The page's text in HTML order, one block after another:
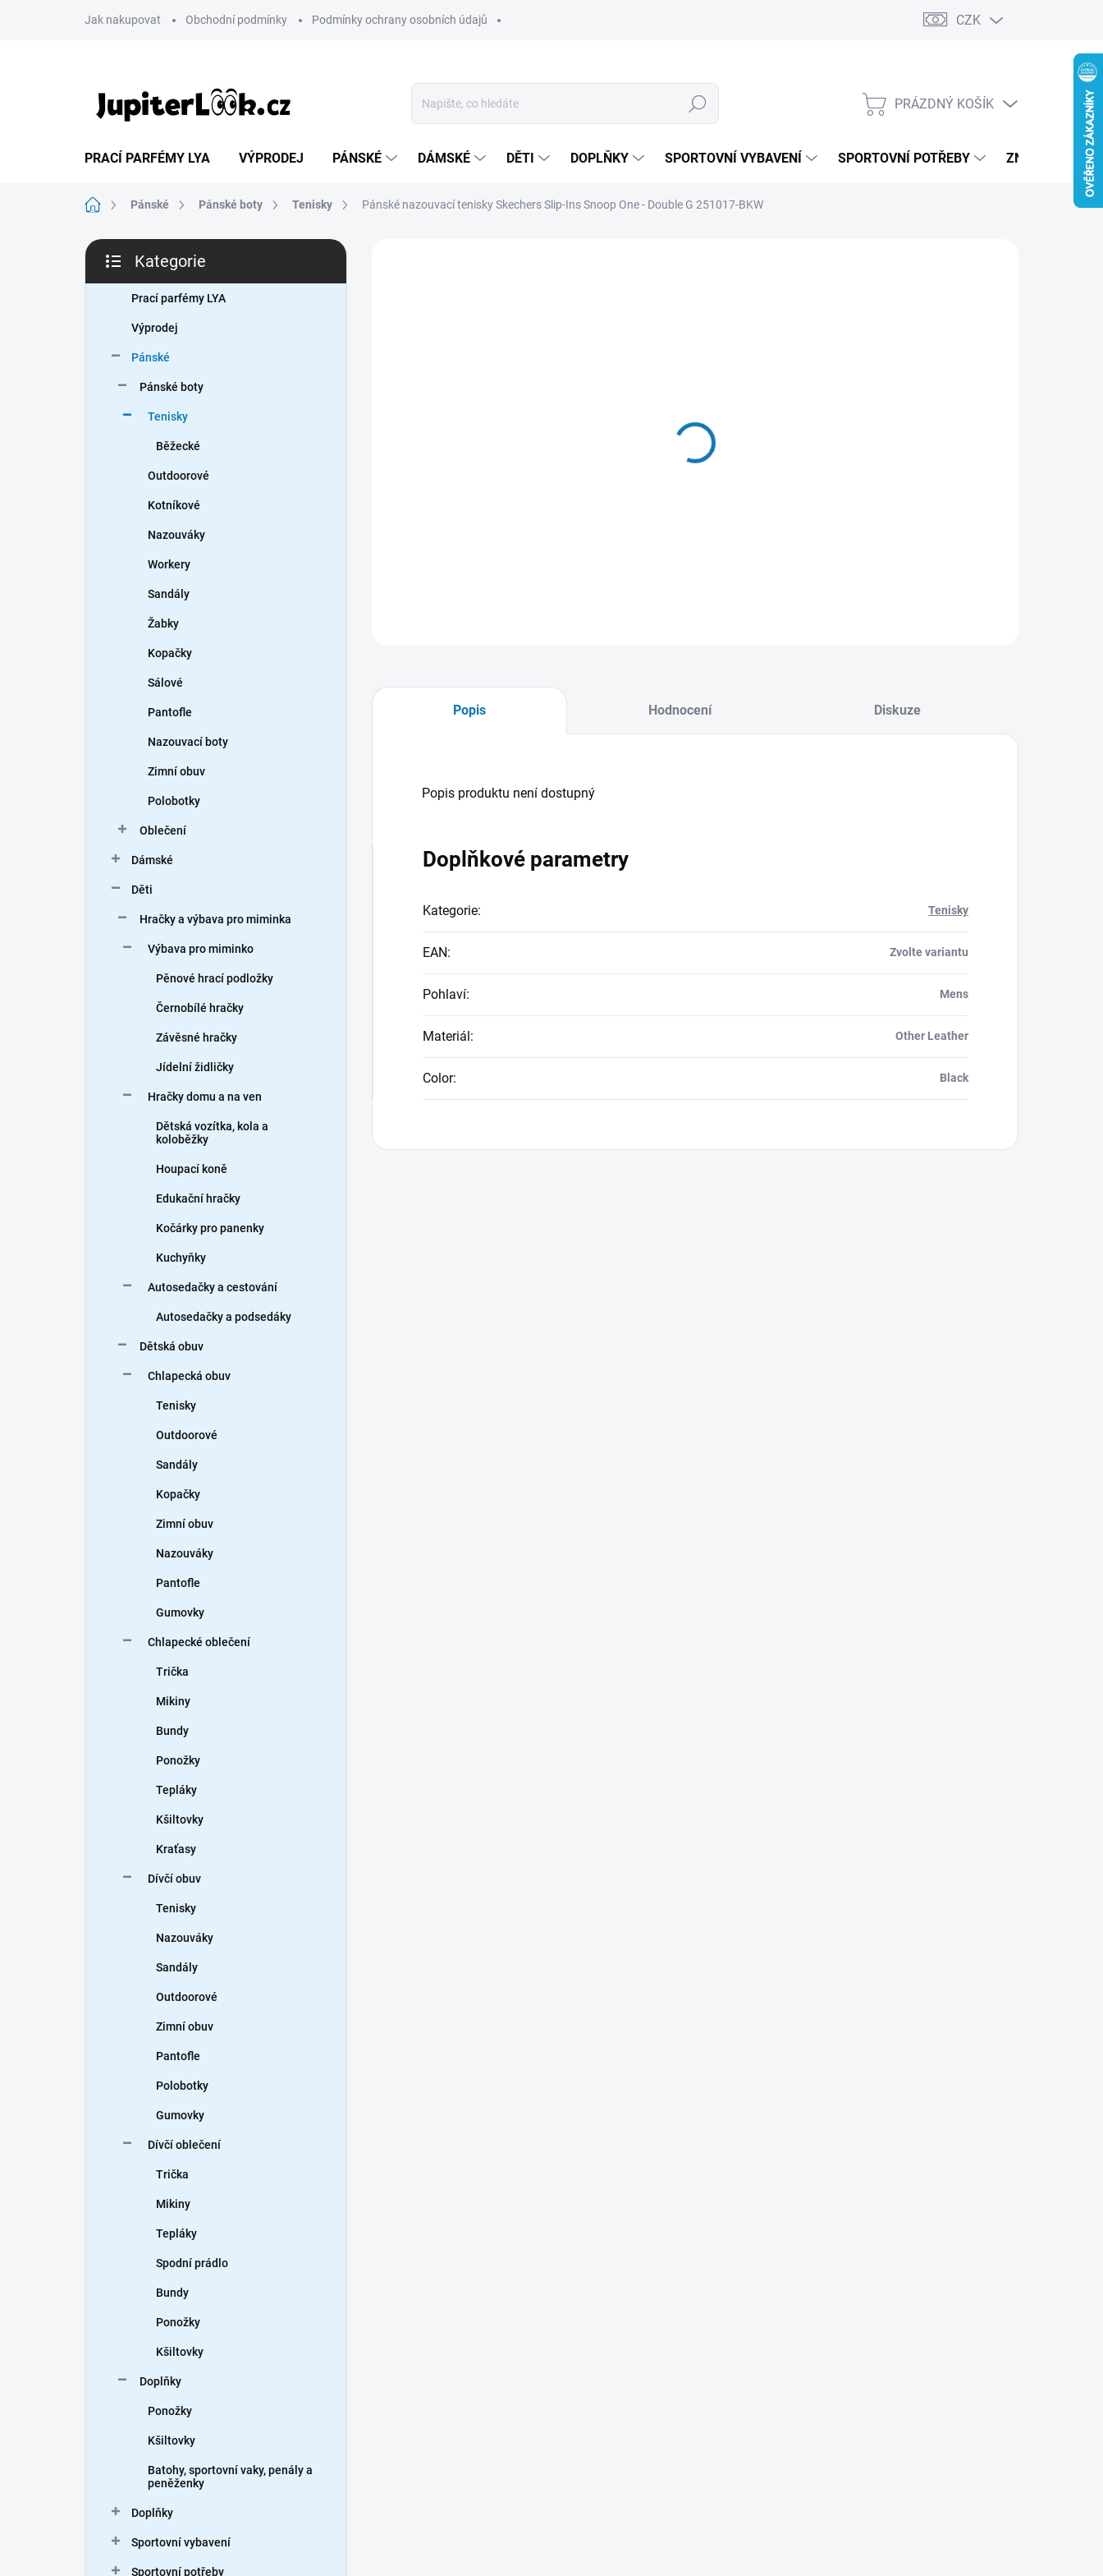
Jak nakupovat Obchodní podmínky Podmínky ochrany osobních údajů CZK
Hledat
NÁKUPNÍ
PRÁZDNÝ KOŠÍK
PRACÍ PARFÉMY LYA VÝPRODEJ PÁNSKÉ DÁMSKÉ DĚTI DOPLŇKY SPORTOVNÍ VYBAVENÍ SPORTOVNÍ POTŘEBY ZNAČKY
Domů Pánské Pánské boty Tenisky Pánské nazouvací tenisky Skechers Slip-Ins Snoop One - Double G 251017-BKW
P
s
kategorie
Kategorie
Prací parfémy LYA
Výprodej
Pánské
Pánské boty
Tenisky
Běžecké
Outdoorové
Kotníkové
Nazouváky
Workery
Sandály
Žabky
Kopačky
Sálové
Pantofle
Nazouvací boty
Zimní obuv
Polobotky
Oblečení
Dámské
Děti
Hračky a výbava pro miminka
Výbava pro miminko
Pěnové hrací podložky
Černobílé hračky
Závěsné hračky
Jídelní židličky
Hračky domu a na ven
Dětská vozítka, kola a
koloběžky
Houpací koně
Edukační hračky
Kočárky pro panenky
Kuchyňky
Autosedačky a cestování
Autosedačky a podsedáky
Dětská obuv
Chlapecká obuv
Tenisky
Outdoorové
Sandály
Kopačky
Zimní obuv
Nazouváky
Pantofle
Gumovky
Chlapecké oblečení
Trička
Mikiny
Bundy
Ponožky
Tepláky
Kšiltovky
Kraťasy
Dívčí obuv
Tenisky
Nazouváky
Sandály
Outdoorové
Zimní obuv
Pantofle
Polobotky
Gumovky
Dívčí oblečení
Trička
Mikiny
Tepláky
Spodní prádlo
Bundy
Ponožky
Kšiltovky
Doplňky
Ponožky
Kšiltovky
Batohy, sportovní vaky, penály a
peněženky
Doplňky
Sportovní vybavení
Sportovní potřeby
MŮŽEME DORUČIT DO:
ZVOLTE VARIANTU
Popis Hodnocení Diskuze
Popis produktu není dostupný
Doplňkové parametry
Kategorie: Tenisky
EAN: Zvolte variantu
Pohlaví: Mens
Materiál: Other Leather
Color: Black